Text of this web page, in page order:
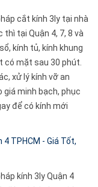
cắt kính 3ly tại nhà
tại Quận 4, 7, 8 và
kính tủ, kính khung
có mặt sau 30 phút.
xử lý kính vỡ an
giá minh bạch, phục
để có kính mới
4 TPHCM - Giá Tốt,
kính 3ly Quận 4